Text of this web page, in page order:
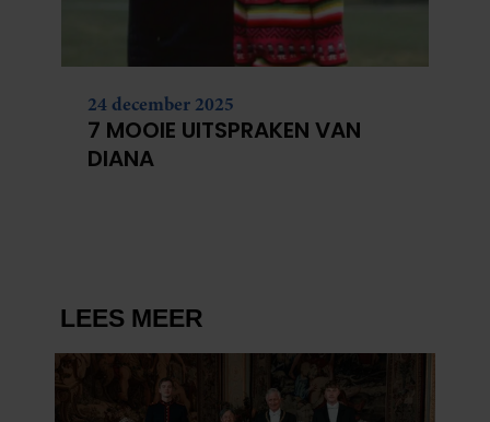
24 december 2025
7 MOOIE UITSPRAKEN VAN
DIANA